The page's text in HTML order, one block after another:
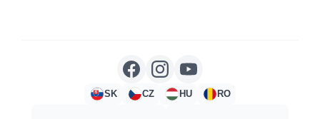
SK CZ HU RO